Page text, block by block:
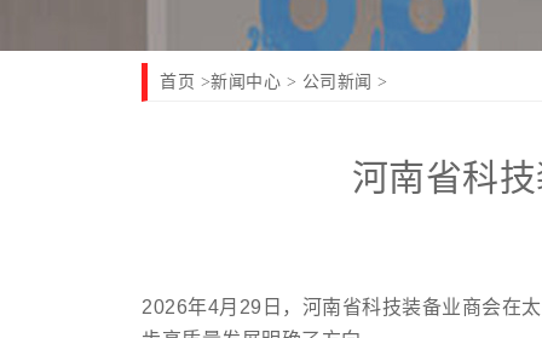
首页 >新闻中心 > 公司新闻 >
河南省科
2026年4月29日，河南省科技装备业商会在